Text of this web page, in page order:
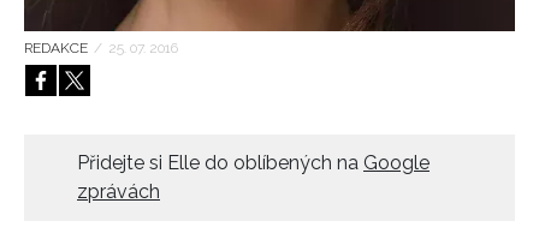
HOME
REDAKCE / 25. 07. 2016
Přidejte si Elle do oblíbených na Google
zprávách